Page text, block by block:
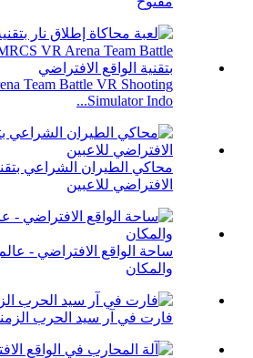
Team Battle VR Shooting
Simulator Indo...
محاكي الطيران الشراعي
الافتراضي للاعبين
ساحة الواقع الافتراضي -
والمكان
فارت في آر سيد الحرب